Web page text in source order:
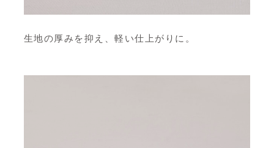
生地の厚みを抑え、軽い仕上がりに。